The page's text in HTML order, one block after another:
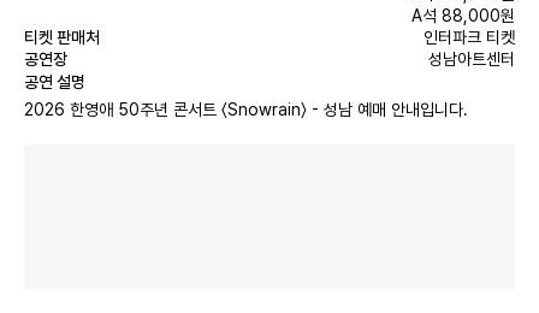
A석 88,000원
티켓 판매처
인터파크 티켓
공연장
성남아트센터
공연 설명
2026 한영애 50주년 콘서트 〈Snowrain〉 - 성남 예매 안내입니다.